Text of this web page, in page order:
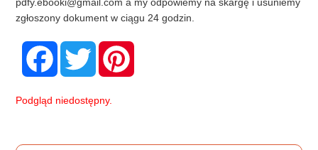
zgłoszony dokument w ciągu 24 godzin.
F
o
T
w
e
Podgląd niedostępny.